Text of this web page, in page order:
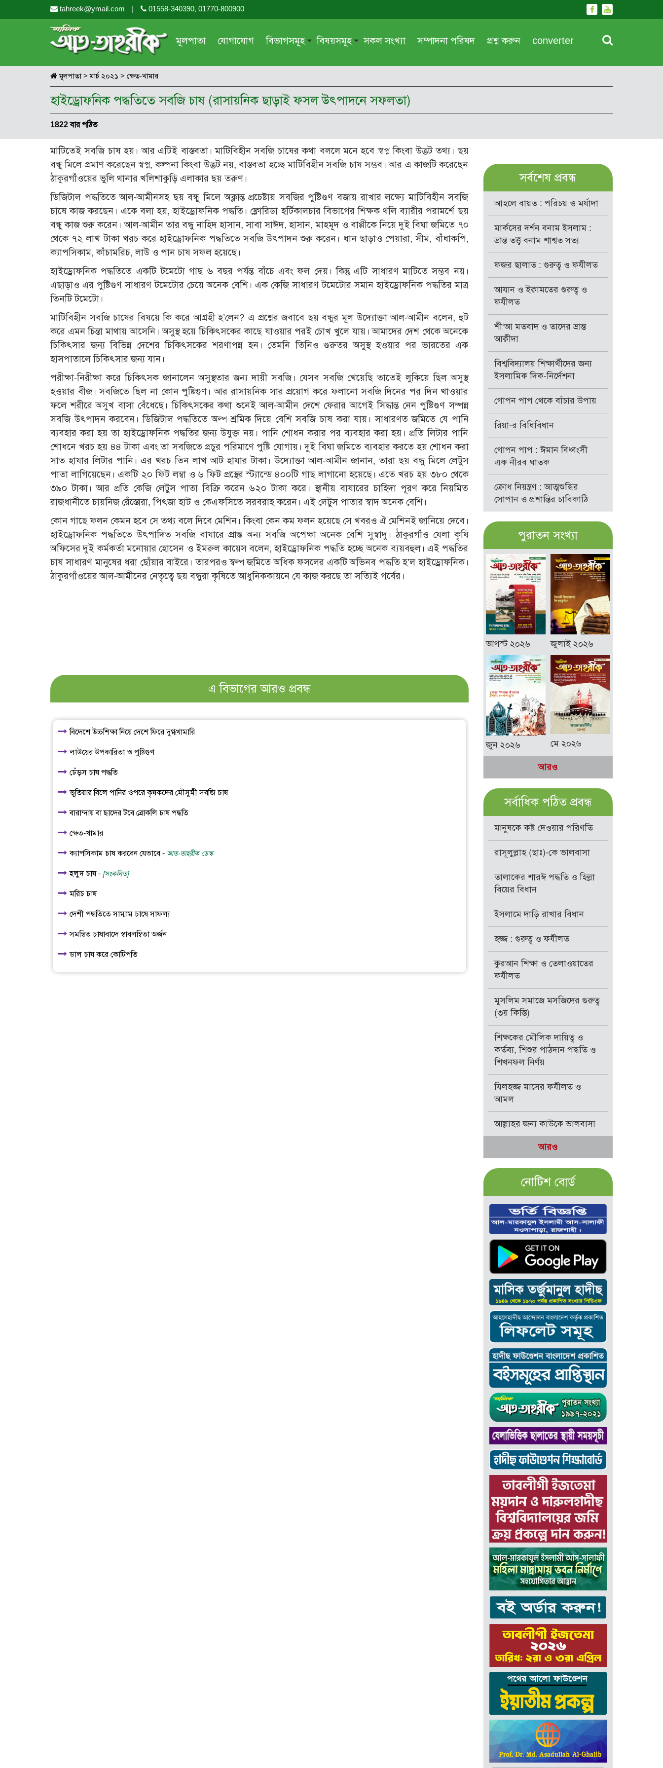
tahreek@ymail.com | 01558-340390, 01770-800900
মূলপাতা যোগাযোগ বিভাগসমূহ
দরসে কুরআন
সাময়িক প্রসঙ্গ
মহিলা অঙ্গন
আরও
বিষয়সমূহ
শিক্ষা ও সংস্কৃতি
পরকাল
তারবিয়াত
আরও
সকল সংখ্যা সম্পাদনা পরিষদ প্রশ্ন করুন converter
মূলপাতা> মার্চ ২০২১ > ক্ষেত-খামার
হাইড্রোফনিক পদ্ধতিতে সবজি চাষ (রাসায়নিক ছাড়াই ফসল উৎপাদনে সফলতা)
1822 বার পঠিত
মাটিতেই সবজি চাষ হয়। আর এটিই বাস্তবতা। মাটিবিহীন সবজি চাষের কথা বললে মনে হবে স্বপ্ন কিংবা উদ্ভট তথ্য। ছয়
বন্ধু মিলে প্রমাণ করেছেন স্বপ্ন, কল্পনা কিংবা উদ্ভট নয়, বাস্তবতা হচ্ছে মাটিবিহীন সবজি চাষ সম্ভব। আর এ কাজটি করেছেন
ঠাকুরগাঁওয়ের ভুলি­ থানার খলিশাকুড়ি এলাকার ছয় তরুণ।
ডিজিটাল পদ্ধতিতে আল-আমীনসহ ছয় বন্ধু মিলে অক্লান্ত প্রচেষ্টায় সবজির পুষ্টিগুণ বজায় রাখার লক্ষ্যে মাটিবিহীন সবজি
চাষে কাজ করছেন। একে বলা হয়, হাইড্রোফনিক পদ্ধতি। ফ্লোরিডা হর্টিকালচার বিভাগের শিক্ষক থলি ব্যারীর পরামর্শে ছয়
বন্ধু কাজ শুরু করেন। আল-আমীন তার বন্ধু নাহিদ হাসান, সাবা সাঈদ, হাসান, মাহমূদ ও বাপ্পীকে নিয়ে দুই বিঘা জমিতে ৭০
থেকে ৭২ লাখ টাকা খরচ করে হাইড্রোফনিক পদ্ধতিতে সবজি উৎপাদন শুরু করেন। ধান ছাড়াও পেয়ারা, সীম, বাঁধাকপি,
ক্যাপসিকাম, কাঁচামরিচ, লাউ ও পান চাষ সফল হয়েছে।
হাইড্রোফনিক পদ্ধতিতে একটি টমেটো গাছ ৬ বছর পর্যন্ত বাঁচে এবং ফল দেয়। কিন্তু এটি সাধারণ মাটিতে সম্ভব নয়।
এছাড়াও এর পুষ্টিগুণ সাধারণ টমেটোর চেয়ে অনেক বেশি। এক কেজি সাধারণ টমেটোর সমান হাইড্রোফনিক পদ্ধতির মাত্র
তিনটি টমেটো।
মাটিবিহীন সবজি চাষের বিষয়ে কি করে আগ্রহী হ’লেন? এ প্রশ্নের জবাবে ছয় বন্ধুর মূল উদ্যোক্তা আল-আমীন বলেন, হুট
করে এমন চিন্তা মাথায় আসেনি। অসুস্থ হয়ে চিকিৎসকের কাছে যাওয়ার পরই চোখ খুলে যায়। আমাদের দেশ থেকে অনেকে
চিকিৎসার জন্য বিভিন্ন দেশের চিকিৎসকের শরণাপন্ন হন। তেমনি তিনিও গুরুতর অসুস্থ হওয়ার পর ভারতের এক
হাসপাতালে চিকিৎসার জন্য যান।
পরীক্ষা-নিরীক্ষা করে চিকিৎসক জানালেন অসুস্থতার জন্য দায়ী সবজি। যেসব সবজি খেয়েছি তাতেই লুকিয়ে ছিল অসুস্থ
হওয়ার বীজ। সবজিতে ছিল না কোন পুষ্টিগুণ। আর রাসায়নিক সার প্রয়োগ করে ফলানো সবজি দিনের পর দিন খাওয়ার
ফলে শরীরে অসুখ বাসা বেঁধেছে। চিকিৎসকের কথা শুনেই আল-আমীন দেশে ফেরার আগেই সিদ্ধান্ত নেন পুষ্টিগুণ সম্পন্ন
সবজি উৎপাদন করবেন। ডিজিটাল পদ্ধতিতে অল্প শ্রমিক দিয়ে বেশি সবজি চাষ করা যায়। সাধারণত জমিতে যে পানি
ব্যবহার করা হয় তা হাইড্রোফনিক পদ্ধতির জন্য উযুক্ত নয়। পানি শোধন করার পর ব্যবহার করা হয়। প্রতি লিটার পানি
শোধনে খরচ হয় ৪৪ টাকা এবং তা সবজিতে প্রচুর পরিমাণে পুষ্টি যোগায়। দুই বিঘা জমিতে ব্যবহার করতে হয় শোধন করা
সাত হাযার লিটার পানি। এর খরচ তিন লাখ আট হাযার টাকা। উদ্যোক্তা আল-আমীন জানান, তারা ছয় বন্ধু মিলে লেটুস
পাতা লাগিয়েছেন। একটি ২০ ফিট লম্বা ও ৬ ফিট প্রস্থের স্ট্যান্ডে ৪০০টি গাছ লাগানো হয়েছে। এতে খরচ হয় ৩৮০ থেকে
৩৯০ টাকা। আর প্রতি কেজি লেটুস পাতা বিক্রি করেন ৬২০ টাকা করে। স্থানীয় বাযারের চাহিদা পূরণ করে নিয়মিত
রাজধানীতে চায়নিজ রেঁস্তোরা, পিৎজা হাট ও কেএফসিতে সরবরাহ করেন। এই লেটুস পাতার স্বাদ অনেক বেশি।
কোন গাছে ফলন কেমন হবে সে তথ্য বলে দিবে মেশিন। কিংবা কেন কম ফলন হয়েছে সে খবরও ঐ মেশিনই জানিয়ে দেবে।
হাইড্রোফনিক পদ্ধতিতে উৎপাদিত সবজি বাযারে প্রাপ্ত অন্য সবজি অপেক্ষা অনেক বেশি সুস্বাদু। ঠাকুরগাঁও যেলা কৃষি
অফিসের দুই কর্মকর্তা মনোয়ার হোসেন ও ইমরুল কায়েস বলেন, হাইড্রোফনিক পদ্ধতি হচ্ছে অনেক ব্যয়বহুল। এই পদ্ধতির
চাষ সাধারণ মানুষের ধরা ছোঁয়ার বাইরে। তারপরও স্বল্প জমিতে অধিক ফসলের একটি অভিনব পদ্ধতি হ’ল হাইড্রোফনিক।
ঠাকুরগাঁওয়ের আল-আমীনের নেতৃত্বে ছয় বন্ধুরা কৃষিতে আধুনিককায়নে যে কাজ করছে তা সত্যিই গর্বের।
এ বিভাগের আরও প্রবন্ধ
বিদেশে উচ্চশিক্ষা নিয়ে দেশে ফিরে দুগ্ধখামারি
লাউয়ের উপকারিতা ও পুষ্টিগুণ
ঢেঁড়স চাষ পদ্ধতি
ভূতিয়ার বিলে পানির ওপরে কৃষকদের মৌসুমী সবজি চাষ
বারান্দায় বা ছাদের টবে ব্রোকলি চাষ পদ্ধতি
ক্ষেত-খামার
ক্যাপসিকাম চাষ করবেন যেভাবে - আত-তাহরীক ডেস্ক
হলুদ চাষ - [সংকলিত]
মরিচ চাষ
দেশী পদ্ধতিতে সাম্মাম চাষে সাফল্য
সমন্বিত চাষাবাদে স্বাবলম্বিতা অর্জন
ডাল চাষ করে কোটিপতি
সর্বশেষ প্রবন্ধ
আহলে বায়ত : পরিচয় ও মর্যাদা
মার্কসের দর্শন বনাম ইসলাম :
ভ্রান্ত তত্ত্ব বনাম শাশ্বত সত্য
ফজর ছালাত : গুরুত্ব ও ফযীলত
আযান ও ইক্বামতের গুরুত্ব ও
ফযীলত
শী‘আ মতবাদ ও তাদের ভ্রান্ত
আক্বীদা
বিশ্ববিদ্যালয় শিক্ষার্থীদের জন্য
ইসলামিক দিক-নির্দেশনা
গোপন পাপ থেকে বাঁচার উপায়
রিয়া-র বিধিবিধান
গোপন পাপ : ঈমান বিধ্বংসী
এক নীরব ঘাতক
ক্রোধ নিয়ন্ত্রণ : আত্মশুদ্ধির
সোপান ও প্রশান্তির চাবিকাঠি
পুরাতন সংখ্যা
আগস্ট ২০২৬ জুলাই ২০২৬
জুন ২০২৬ মে ২০২৬
আরও
সর্বাধিক পঠিত প্রবন্ধ
মানুষকে কষ্ট দেওয়ার পরিণতি
রাসূলুল্লাহ (ছাঃ)-কে ভালবাসা
তালাকের শারঈ পদ্ধতি ও হিল্লা
বিয়ের বিধান
ইসলামে দাড়ি রাখার বিধান
হজ্জ : গুরুত্ব ও ফযীলত
কুরআন শিক্ষা ও তেলাওয়াতের
ফযীলত
মুসলিম সমাজে মসজিদের গুরুত্ব
(৩য় কিস্তি)
শিক্ষকের মৌলিক দায়িত্ব ও
কর্তব্য, শিশুর পাঠদান পদ্ধতি ও
শিখনফল নির্ণয়
যিলহজ্জ মাসের ফযীলত ও
আমল
আল্লাহর জন্য কাউকে ভালবাসা
আরও
নোটিশ বোর্ড